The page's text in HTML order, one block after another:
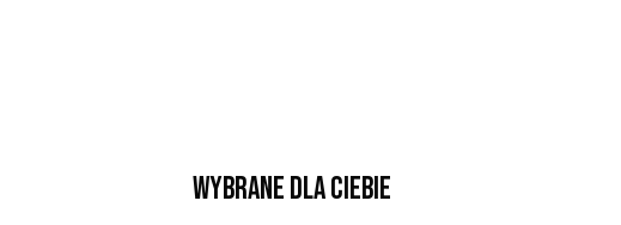
Wybrane dla Ciebie